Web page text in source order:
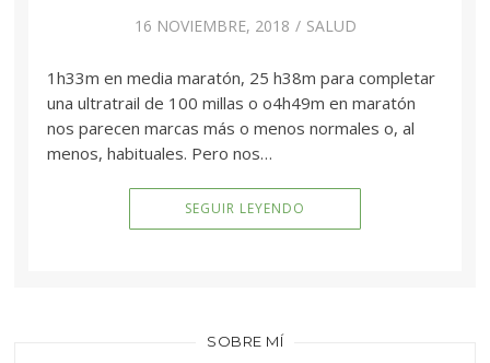
16 NOVIEMBRE, 2018 SALUD
1h33m en media maratón, 25 h38m para completar
una ultratrail de 100 millas o o4h49m en maratón
nos parecen marcas más o menos normales o, al
menos, habituales. Pero nos…
SEGUIR LEYENDO
SOBRE MÍ